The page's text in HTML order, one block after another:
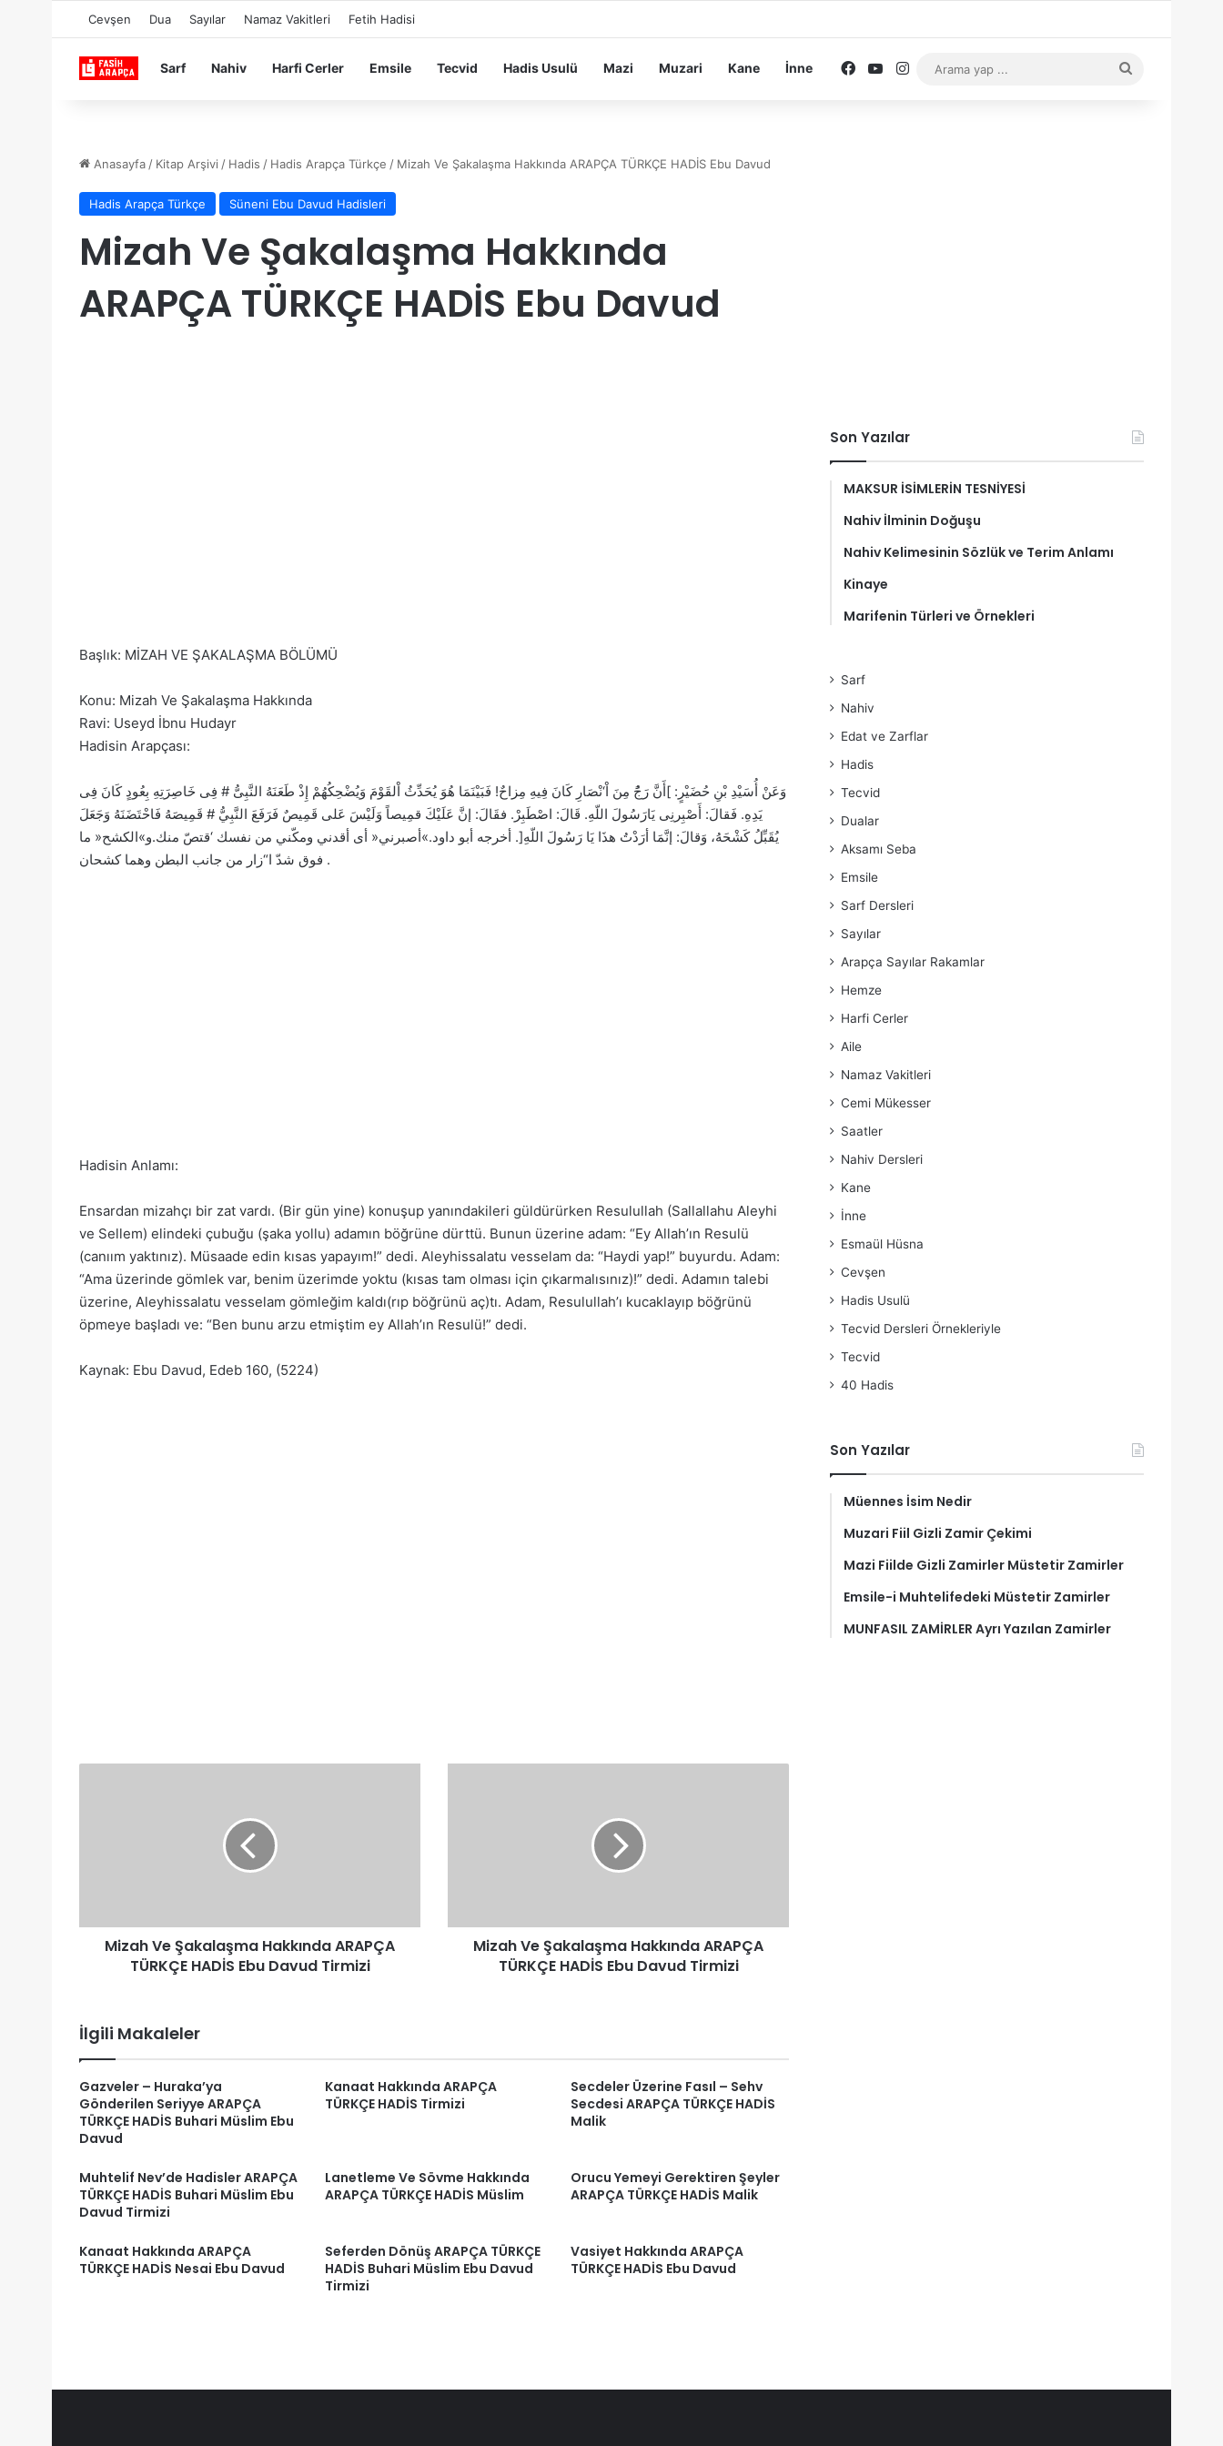
Cevşen Dua Sayılar Namaz Vakitleri Fetih Hadisi
Sarf Nahiv Harfi Cerler Emsile Tecvid Hadis Usulü Mazi Muzari Kane İnne Facebook
YouTube
Instagram
Anasayfa / Kitap Arşivi / Hadis / Hadis Arapça Türkçe / Mizah Ve Şakalaşma Hakkında ARAPÇA TÜRKÇE HADİS Ebu Davud
Hadis Arapça Türkçe Süneni Ebu Davud Hadisleri
Mizah Ve Şakalaşma Hakkında
ARAPÇA TÜRKÇE HADİS Ebu Davud
Başlık: MİZAH VE ŞAKALAŞMA BÖLÜMÜ
Konu: Mizah Ve Şakalaşma Hakkında
Ravi: Useyd İbnu Hudayr
Hadisin Arapçası:
وَعَنْ أُسَيْدِ بْنِ حُضَيْرٍ: ]أَنَّ رَجًُ مِنَ اْ‘نْصَارِ كَانَ فِيهِ مِزاحٌ! فَبَيْنَمَا هُوَ يُحَدِّثُ اْلقَوْمَ وَيُضْحِكُهُمْ إِذْ طَعَنَهُ النَّبِىُّ # فِى خَاصِرَتِهِ بِعُودٍ كَانَ فِى
يَدِهِ. فَقالَ: أَصْبِرنِى يَارَسُولَ اللّهِ. قَالَ: اصْطَبِرْ. فقَالَ: إنَّ عَلَيْكَ قمِيصاً وَلَيْسَ عَلى قَمِيصٌ فَرَفَعَ النَّبِيُّ # قَمِيصَهُ فَاحْتَضَنَهُ وَجَعَلَ
يُقَبِّلُ كَشْحَهُ، وَقالَ: إنَّمَا أرَدْتُ هذَا يَا رَسُولَ اللّهِ[. أخرجه أبو داود.»أصبرني« أى أقدني ومكّني من نفسك ‘قتصّ منك.و»الكشح« ما
فوق شدّ ا“زار من جانب البطن وهما كشحان .
Hadisin Anlamı:
Ensardan mizahçı bir zat vardı. (Bir gün yine) konuşup yanındakileri güldürürken Resulullah (Sallallahu Aleyhi
ve Sellem) elindeki çubuğu (şaka yollu) adamın böğrüne dürttü. Bunun üzerine adam: “Ey Allah’ın Resulü
(canıım yaktınız). Müsaade edin kısas yapayım!” dedi. Aleyhissalatu vesselam da: “Haydi yap!” buyurdu. Adam:
“Ama üzerinde gömlek var, benim üzerimde yoktu (kısas tam olması için çıkarmalısınız)!” dedi. Adamın talebi
üzerine, Aleyhissalatu vesselam gömleğim kaldı(rıp böğrünü aç)tı. Adam, Resulullah’ı kucaklayıp böğrünü
öpmeye başladı ve: “Ben bunu arzu etmiştim ey Allah’ın Resulü!” dedi.
Kaynak: Ebu Davud, Edeb 160, (5224)
Davud
TirmiziMizah Ve Şakalaşma Hakkında ARAPÇA
TÜRKÇE HADİS Ebu Davud Tirmizi
Davud
TirmiziMizah Ve Şakalaşma Hakkında ARAPÇA
TÜRKÇE HADİS Ebu Davud Tirmizi
İlgili Makaleler
Gazveler – Huraka’ya
Gönderilen Seriyye ARAPÇA
TÜRKÇE HADİS Buhari Müslim Ebu
Davud
Kanaat Hakkında ARAPÇA
TÜRKÇE HADİS Tirmizi
Secdeler Üzerine Fasıl – Sehv
Secdesi ARAPÇA TÜRKÇE HADİS
Malik
Muhtelif Nev’de Hadisler ARAPÇA
TÜRKÇE HADİS Buhari Müslim Ebu
Davud Tirmizi
Lanetleme Ve Sövme Hakkında
ARAPÇA TÜRKÇE HADİS Müslim
Orucu Yemeyi Gerektiren Şeyler
ARAPÇA TÜRKÇE HADİS Malik
Kanaat Hakkında ARAPÇA
TÜRKÇE HADİS Nesai Ebu Davud
Seferden Dönüş ARAPÇA TÜRKÇE
HADİS Buhari Müslim Ebu Davud
Tirmizi
Vasiyet Hakkında ARAPÇA
TÜRKÇE HADİS Ebu Davud
Son Yazılar
MAKSUR İSİMLERİN TESNİYESİ
Nahiv İlminin Doğuşu
Nahiv Kelimesinin Sözlük ve Terim Anlamı
Kinaye
Marifenin Türleri ve Örnekleri
Sarf
Nahiv
Edat ve Zarflar
Hadis
Tecvid
Dualar
Aksamı Seba
Emsile
Sarf Dersleri
Sayılar
Arapça Sayılar Rakamlar
Hemze
Harfi Cerler
Aile
Namaz Vakitleri
Cemi Mükesser
Saatler
Nahiv Dersleri
Kane
İnne
Esmaül Hüsna
Cevşen
Hadis Usulü
Tecvid Dersleri Örnekleriyle
Tecvid
40 Hadis
Son Yazılar
Müennes İsim Nedir
Muzari Fiil Gizli Zamir Çekimi
Mazi Fiilde Gizli Zamirler Müstetir Zamirler
Emsile-i Muhtelifedeki Müstetir Zamirler
MUNFASIL ZAMİRLER Ayrı Yazılan Zamirler